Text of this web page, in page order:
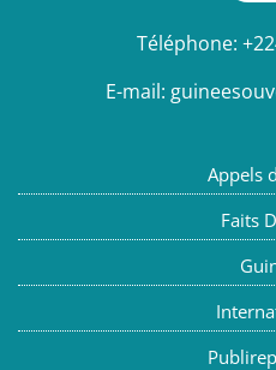
Téléphone:
E-mail:
Appels
Faits